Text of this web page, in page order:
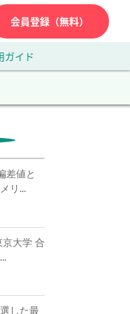
会員登録（無料）
ガイド
差値と
リ...
京大学 合
した最